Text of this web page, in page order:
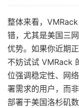
整体来看，
错，尤其是美国三
优势。如果你近期
不妨试试 VMRack
位强调稳定性、网
署需求的用户，而
部署于美国洛杉矶